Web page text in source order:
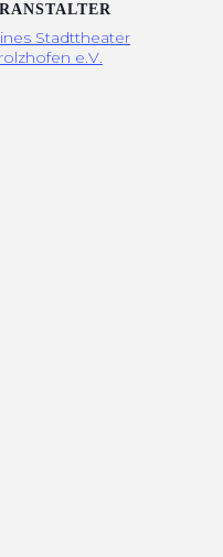
Stadttheater
e.V.